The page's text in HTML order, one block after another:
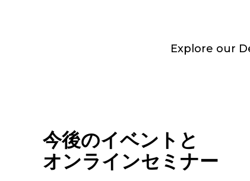
Explore our
今後のイベントと
オンラインセミナー